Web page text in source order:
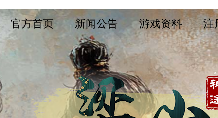
官方首页 新闻公告 游戏资料 注